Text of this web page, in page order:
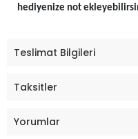
hediyenize not
Teslimat Bilgileri
Taksitler
Yorumlar